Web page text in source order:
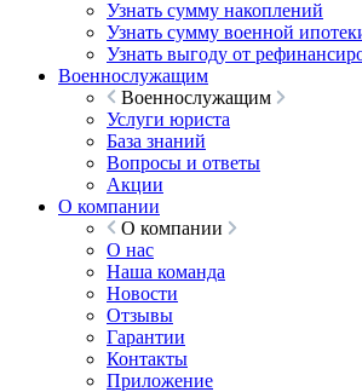
Узнать сумму накоплений
Узнать сумму военной
Узнать выгоду от
Военнослужащим
Военнослужащим
Услуги юриста
База знаний
Вопросы и ответы
Акции
О компании
О компании
О нас
Наша команда
Новости
Отзывы
Гарантии
Контакты
Приложение